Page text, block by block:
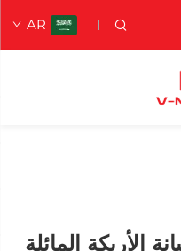
AR
الأريكة المائلة